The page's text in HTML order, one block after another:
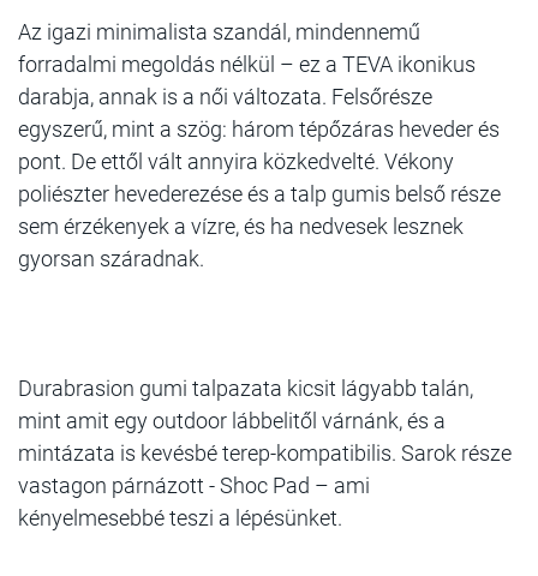
Az igazi minimalista szandál, mindennemű
forradalmi megoldás nélkül – ez a TEVA ikonikus
darabja, annak is a női változata. Felsőrésze
egyszerű, mint a szög: három tépőzáras heveder és
pont. De ettől vált annyira közkedvelté. Vékony
poliészter hevederezése és a talp gumis belső része
sem érzékenyek a vízre, és ha nedvesek lesznek
gyorsan száradnak.
Durabrasion gumi talpazata kicsit lágyabb talán,
mint amit egy outdoor lábbelitől várnánk, és a
mintázata is kevésbé terep-kompatibilis. Sarok része
vastagon párnázott - Shoc Pad – ami
kényelmesebbé teszi a lépésünket.